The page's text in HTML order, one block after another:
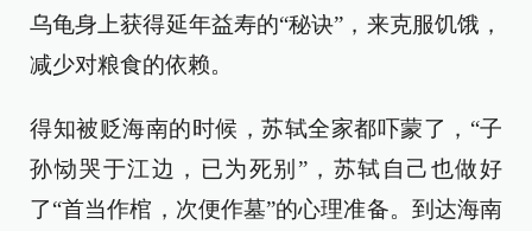
乌龟身上获得延年益寿的“秘诀”，来克服饥饿，
减少对粮食的依赖。
得知被贬海南的时候，苏轼全家都吓蒙了，“子
孙恸哭于江边，已为死别”，苏轼自己也做好
了“首当作棺，次便作墓”的心理准备。到达海南